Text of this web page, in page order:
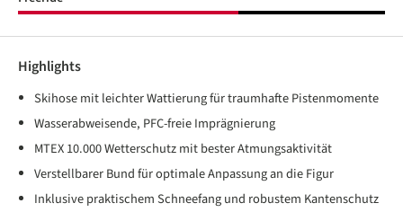
Highlights
Skihose mit leichter Wattierung für traumhafte Pistenmomente
Wasserabweisende, PFC-freie Imprägnierung
MTEX 10.000 Wetterschutz mit bester Atmungsaktivität
Verstellbarer Bund für optimale Anpassung an die Figur
Inklusive praktischem Schneefang und robustem Kantenschutz